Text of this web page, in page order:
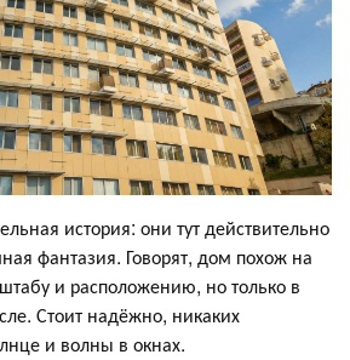
история: они тут действительно
фантазия. Говорят, дом похож на
и расположению, но только в
Стоит надёжно, никаких
и волны в окнах.